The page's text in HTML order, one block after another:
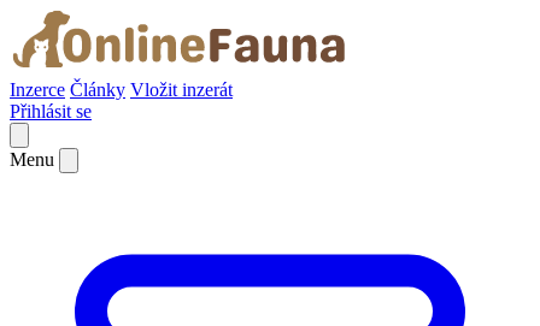
Inzerce Články Vložit inzerát
Přihlásit se
Menu